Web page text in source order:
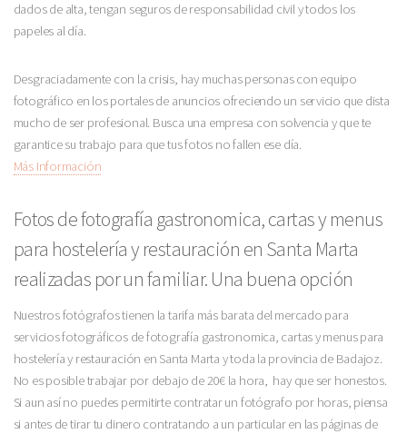
dados de alta, tengan seguros de responsabilidad civil y todos los
papeles al día.
Desgraciadamente con la crisis, hay muchas personas con equipo
fotográfico en los portales de anuncios ofreciendo un servicio que dista
mucho de ser profesional. Busca una empresa con solvencia y que te
garantice su trabajo para que tus fotos no fallen ese día.
Más Información
Fotos de fotografía gastronomica, cartas y menus
para hostelería y restauración en Santa Marta
realizadas por un familiar. Una buena opción
Nuestros fotógrafos tienen la tarifa más barata del mercado para
servicios fotográficos de fotografía gastronomica, cartas y menus para
hostelería y restauración en Santa Marta y toda la provincia de Badajoz.
No es posible trabajar por debajo de 20€ la hora, hay que ser honestos.
Si aun así no puedes permitirte contratar un fotógrafo por horas, piensa
si antes de tirar tu dinero contratando a un particular en las páginas de